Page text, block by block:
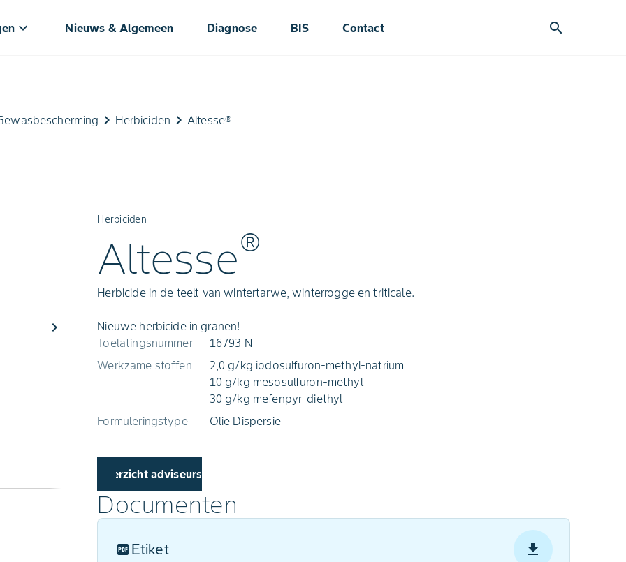
keyboard_arrow_down Nieuws & Algemeen Diagnose BIS Contact search
keyboard_arrow_right Herbiciden keyboard_arrow_right Altesse®
chevron_right
Herbiciden
Altesse®
Herbicide in de teelt van wintertarwe, winterrogge en triticale.
Nieuwe herbicide in granen!
Toelatingsnummer
16793 N
Werkzame stoffen
2,0 g/kg iodosulfuron-methyl-natrium
10 g/kg mesosulfuron-methyl
30 g/kg mefenpyr-diethyl
Formuleringstype
Olie Dispersie
Overzicht adviseurs
Documenten
Etiket